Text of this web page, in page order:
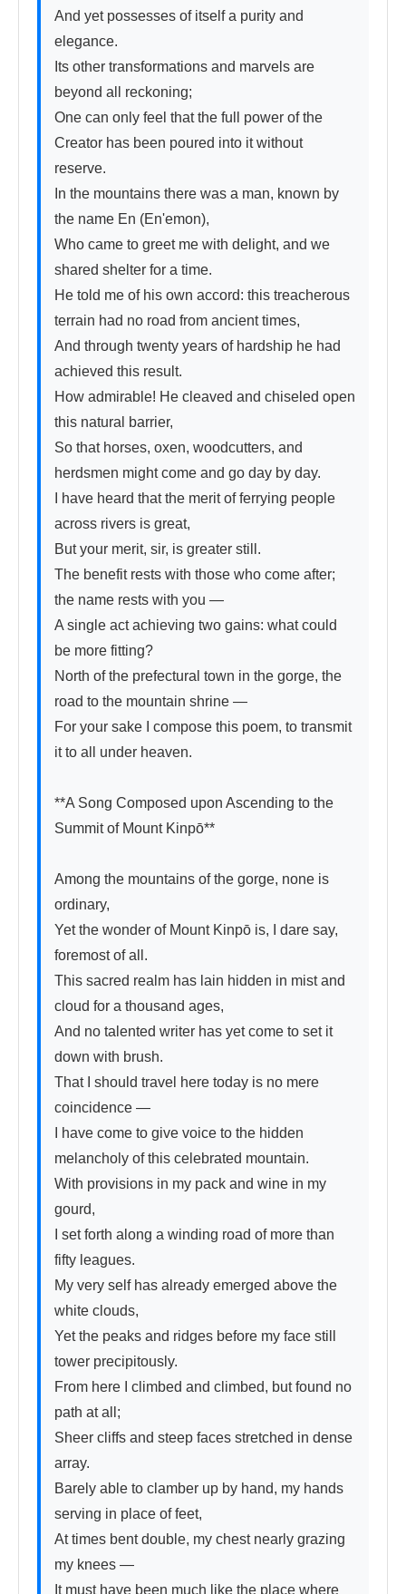
And yet possesses of itself a purity and
elegance.
Its other transformations and marvels are
beyond all reckoning;
One can only feel that the full power of the
Creator has been poured into it without
reserve.
In the mountains there was a man, known by
the name En (En'emon),
Who came to greet me with delight, and we
shared shelter for a time.
He told me of his own accord: this treacherous
terrain had no road from ancient times,
And through twenty years of hardship he had
achieved this result.
How admirable! He cleaved and chiseled open
this natural barrier,
So that horses, oxen, woodcutters, and
herdsmen might come and go day by day.
I have heard that the merit of ferrying people
across rivers is great,
But your merit, sir, is greater still.
The benefit rests with those who come after;
the name rests with you —
A single act achieving two gains: what could
be more fitting?
North of the prefectural town in the gorge, the
road to the mountain shrine —
For your sake I compose this poem, to transmit
it to all under heaven.
**A Song Composed upon Ascending to the
Summit of Mount Kinpō**
Among the mountains of the gorge, none is
ordinary,
Yet the wonder of Mount Kinpō is, I dare say,
foremost of all.
This sacred realm has lain hidden in mist and
cloud for a thousand ages,
And no talented writer has yet come to set it
down with brush.
That I should travel here today is no mere
coincidence —
I have come to give voice to the hidden
melancholy of this celebrated mountain.
With provisions in my pack and wine in my
gourd,
I set forth along a winding road of more than
fifty leagues.
My very self has already emerged above the
white clouds,
Yet the peaks and ridges before my face still
tower precipitously.
From here I climbed and climbed, but found no
path at all;
Sheer cliffs and steep faces stretched in dense
array.
Barely able to clamber up by hand, my hands
serving in place of feet,
At times bent double, my chest nearly grazing
my knees —
It must have been much like the place where